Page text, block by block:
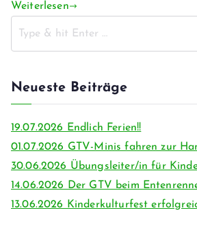
Weiterlesen
Neueste Beiträge
19.07.2026 Endlich Ferien!!
01.07.2026 GTV-Minis fahren zur
30.06.2026 Übungsleiter/in für
14.06.2026 Der GTV beim
13.06.2026 Kinderkulturfest